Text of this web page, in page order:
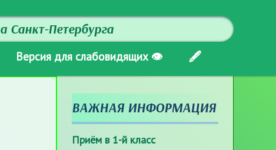
Петербурга
Версия для слабовидящих 👁 🖋
ВАЖНАЯ ИНФОРМАЦИЯ
Приём в 1-й класс